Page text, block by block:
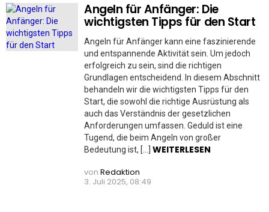
Angeln für Anfänger: Die
wichtigsten Tipps für den Start
Angeln für Anfänger kann eine faszinierende
und entspannende Aktivität sein. Um jedoch
erfolgreich zu sein, sind die richtigen
Grundlagen entscheidend. In diesem Abschnitt
behandeln wir die wichtigsten Tipps für den
Start, die sowohl die richtige Ausrüstung als
auch das Verständnis der gesetzlichen
Anforderungen umfassen. Geduld ist eine
Tugend, die beim Angeln von großer
Bedeutung ist, […] WEITERLESEN
von Redaktion
3. Juli 2025, 08:49